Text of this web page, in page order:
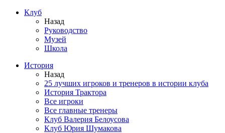
Клуб
Назад
Руководство
Музей
Школа
История
Назад
25 лучших игроков и тренеров в истории клуба
История Трактора
Все игроки
Все главные тренеры
Клуб Валерия Белоусова
Клуб Юрия Шумакова